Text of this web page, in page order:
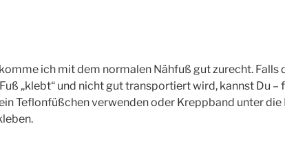
ich mit dem nor­ma­len Näh­fuß gut zurecht. Falls
„klebt“ und nicht gut trans­por­tiert wird, kannst Du –
Tef­lon­füß­chen ver­wen­den oder Krepp­band unter